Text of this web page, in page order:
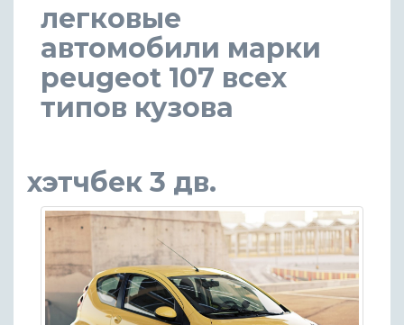
легковые
автомобили марки
peugeot 107 всех
типов кузова
хэтчбек 3 дв.